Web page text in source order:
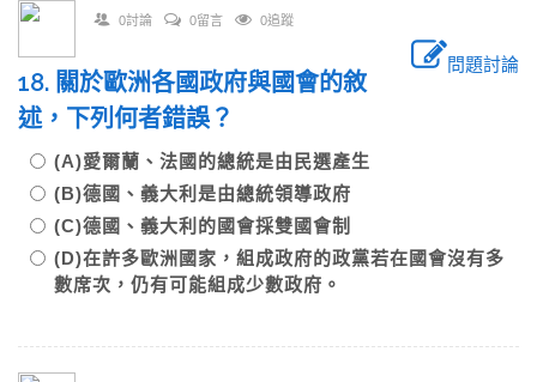
0討論 0留言 0追蹤
問題討論
18. 關於歐洲各國政府與國會的敘
述，下列何者錯誤？
(A)愛爾蘭、法國的總統是由民選產生
(B)德國、義大利是由總統領導政府
(C)德國、義大利的國會採雙國會制
(D)在許多歐洲國家，組成政府的政黨若在國會沒有多
數席次，仍有可能組成少數政府。